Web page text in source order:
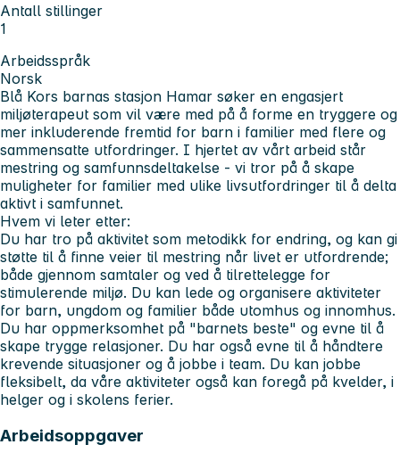
Antall stillinger
1
Arbeidsspråk
Norsk
Blå Kors barnas stasjon Hamar søker en engasjert
miljøterapeut som vil være med på å forme en tryggere og
mer inkluderende fremtid for barn i familier med flere og
sammensatte utfordringer. I hjertet av vårt arbeid står
mestring og samfunnsdeltakelse - vi tror på å skape
muligheter for familier med ulike livsutfordringer til å delta
aktivt i samfunnet.
Hvem vi leter etter:
Du har tro på aktivitet som metodikk for endring, og kan gi
støtte til å finne veier til mestring når livet er utfordrende;
både gjennom samtaler og ved å tilrettelegge for
stimulerende miljø. Du kan lede og organisere aktiviteter
for barn, ungdom og familier både utomhus og innomhus.
Du har oppmerksomhet på "barnets beste" og evne til å
skape trygge relasjoner. Du har også evne til å håndtere
krevende situasjoner og å jobbe i team. Du kan jobbe
fleksibelt, da våre aktiviteter også kan foregå på kvelder, i
helger og i skolens ferier.
Arbeidsoppgaver